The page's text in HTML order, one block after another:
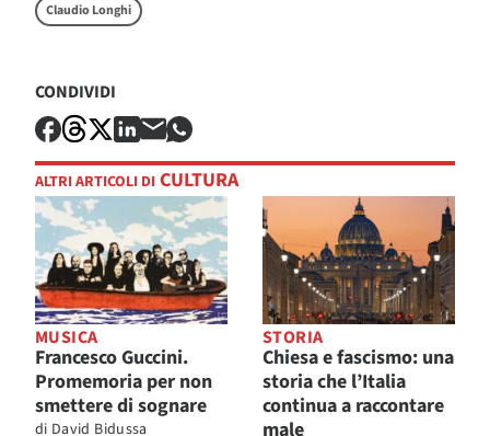
Claudio Longhi
CONDIVIDI
ALTRI ARTICOLI DI CULTURA
MUSICA
Francesco Guccini.
Promemoria per non
smettere di sognare
di David Bidussa
STORIA
Chiesa e fascismo: una
storia che l’Italia
continua a raccontare
male